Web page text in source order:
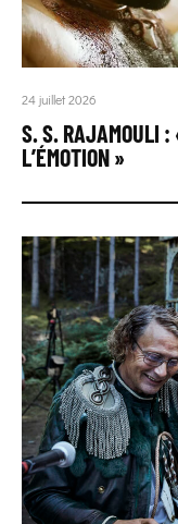
24 juillet 2026
S. S. RAJAMOULI :
L’ÉMOTION »